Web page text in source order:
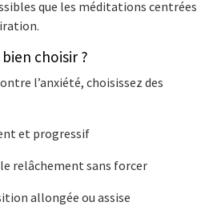
que les méditations centrées
choisir ?
l’anxiété, choisissez des
et progressif
relâchement sans forcer
allongée ou assise